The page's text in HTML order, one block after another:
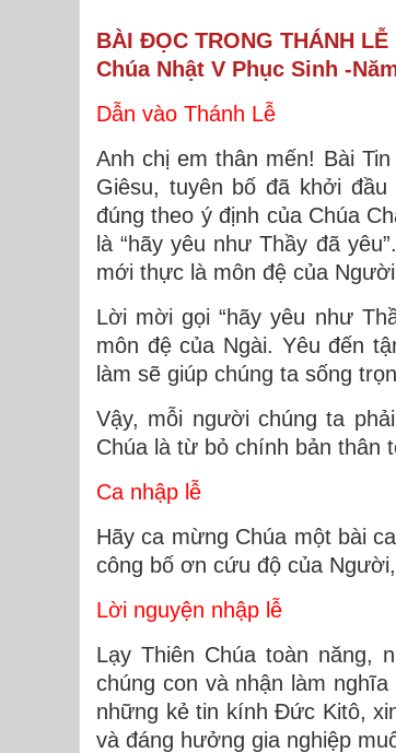
BÀI ĐỌC TRONG THÁNH LỄ
Chúa Nhật V Phục Sinh -
Dẫn vào Thánh Lễ
Anh chị em thân mến! Bài
Giêsu, tuyên bố đã khởi
đúng theo ý định của Chúa
là “hãy yêu như Thầy đã
mới thực là môn đệ của
Lời mời gọi “hãy yêu như
môn đệ của Ngài. Yêu đến
làm sẽ giúp chúng ta sống
Vậy, mỗi người chúng ta
Chúa là từ bỏ chính bản thân
Ca nhập lễ
Hãy ca mừng Chúa một bài
công bố ơn cứu độ của
Lời nguyện nhập lễ
Lạy Thiên Chúa toàn năng,
chúng con và nhận làm
những kẻ tin kính Ðức Kitô,
và đáng hưởng gia nghiệp